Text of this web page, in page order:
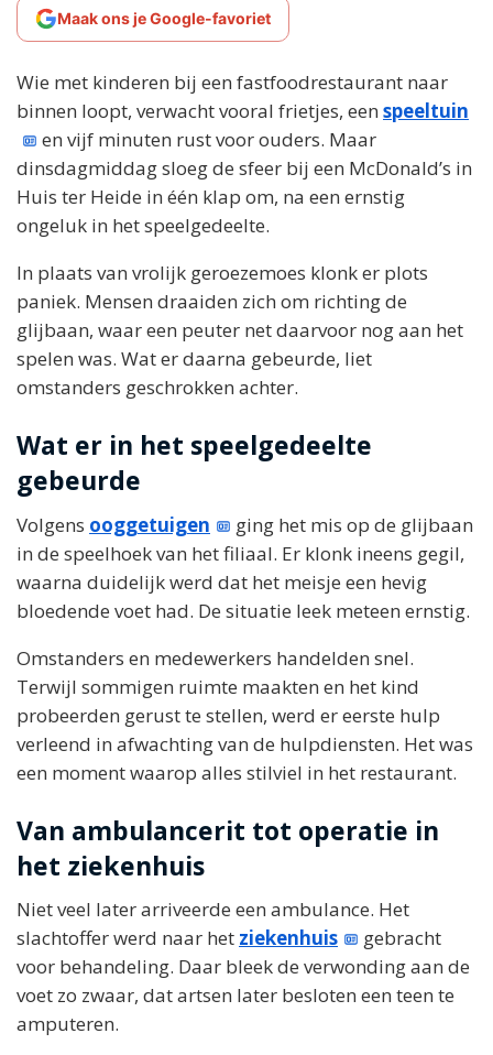
Maak ons je Google-favoriet
Wie met kinderen bij een fastfoodrestaurant naar
binnen loopt, verwacht vooral frietjes, een speeltuin
en vijf minuten rust voor ouders. Maar
dinsdagmiddag sloeg de sfeer bij een McDonald’s in
Huis ter Heide in één klap om, na een ernstig
ongeluk in het speelgedeelte.
In plaats van vrolijk geroezemoes klonk er plots
paniek. Mensen draaiden zich om richting de
glijbaan, waar een peuter net daarvoor nog aan het
spelen was. Wat er daarna gebeurde, liet
omstanders geschrokken achter.
Wat er in het speelgedeelte
gebeurde
Volgens ooggetuigen
ging het mis op de glijbaan
in de speelhoek van het filiaal. Er klonk ineens gegil,
waarna duidelijk werd dat het meisje een hevig
bloedende voet had. De situatie leek meteen ernstig.
Omstanders en medewerkers handelden snel.
Terwijl sommigen ruimte maakten en het kind
probeerden gerust te stellen, werd er eerste hulp
verleend in afwachting van de hulpdiensten. Het was
een moment waarop alles stilviel in het restaurant.
Van ambulancerit tot operatie in
het ziekenhuis
Niet veel later arriveerde een ambulance. Het
slachtoffer werd naar het ziekenhuis
gebracht
voor behandeling. Daar bleek de verwonding aan de
voet zo zwaar, dat artsen later besloten een teen te
amputeren.